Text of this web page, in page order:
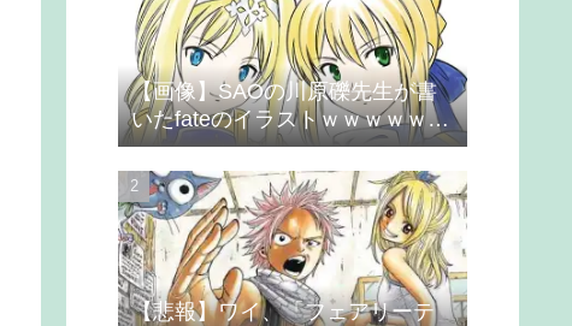
【画像】SAOの川原礫先生が書
いたfateのイラストｗｗｗｗｗｗ
ｗｗｗ
【悲報】ワイ、「フェアリーテ